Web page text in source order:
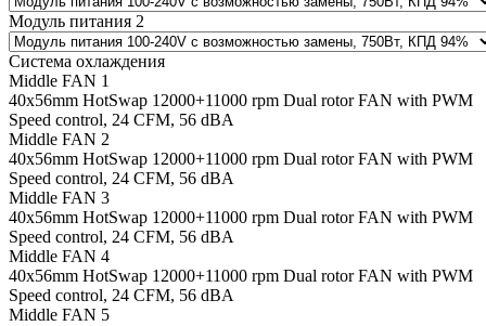
Модуль питания 2
Система охлаждения
Middle FAN 1
40х56mm HotSwap 12000+11000 rpm Dual rotor FAN with PWM
Speed control, 24 CFM, 56 dBA
Middle FAN 2
40х56mm HotSwap 12000+11000 rpm Dual rotor FAN with PWM
Speed control, 24 CFM, 56 dBA
Middle FAN 3
40х56mm HotSwap 12000+11000 rpm Dual rotor FAN with PWM
Speed control, 24 CFM, 56 dBA
Middle FAN 4
40х56mm HotSwap 12000+11000 rpm Dual rotor FAN with PWM
Speed control, 24 CFM, 56 dBA
Middle FAN 5